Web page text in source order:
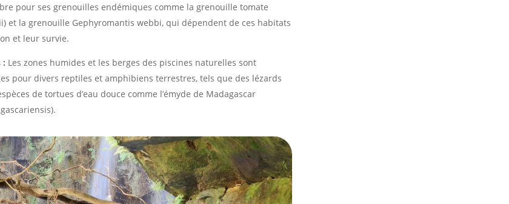
pour ses grenouilles endémiques comme la grenouille tomate
et la grenouille Gephyromantis webbi, qui dépendent de ces habitats
et leur survie.
: Les zones humides et les berges des piscines naturelles sont
pour divers reptiles et amphibiens terrestres, tels que des lézards
de tortues d’eau douce comme l’émyde de Madagascar